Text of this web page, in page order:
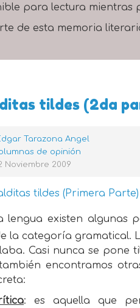
para lectura
de esta memoria
tildes (2da
Tarazona Angel
de opinión
Noviembre 2009
tildes (Primera Parte)
lengua existen algunas
la categoría gramatical.
Casi nunca se pone
encontramos
: es aquella que